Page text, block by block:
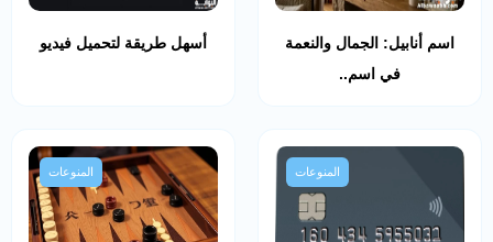
اسم أنابيل: الجمال والنعمة
في اسم..
أسهل طريقة لتحميل فيديو
المنوعات المنوعات